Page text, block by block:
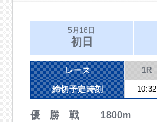
5月16日
初日
レース 1R
締切予定時刻 10:32
優 勝 戦 1800m